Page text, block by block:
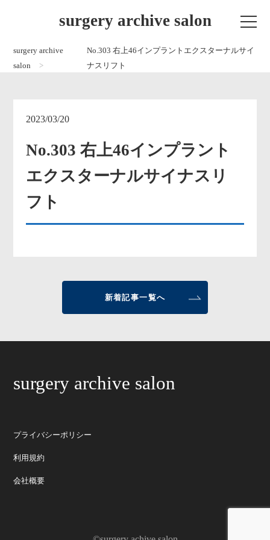
surgery archive salon
surgery archive
salon
No.303 右上46インプラントエクスターナルサイ
ナスリフト
2023/03/20
No.303 右上46インプラント
エクスターナルサイナスリ
フト
新着記事一覧へ
surgery archive salon
プライバシーポリシー
利用規約
会社概要